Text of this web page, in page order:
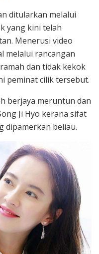
ditularkan melalui
yang kini telah
Menerusi video
melalui rancangan
dan tidak kekok
peminat cilik tersebut.
berjaya meruntun dan
Ji Hyo kerana sifat
dipamerkan beliau.